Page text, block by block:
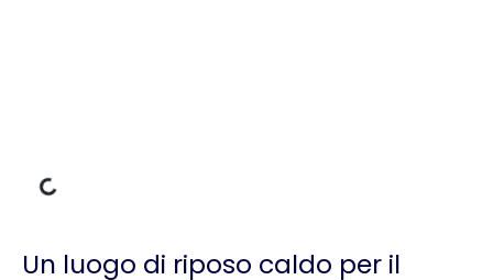
Un luogo di riposo caldo per il